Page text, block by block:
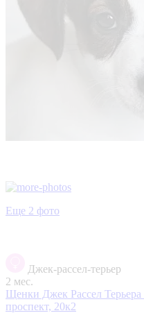
Еще 2 фото
Джек-рассел-терьер
2 мес.
Щенки Джек Рассел Терьера
проспект, 20к2